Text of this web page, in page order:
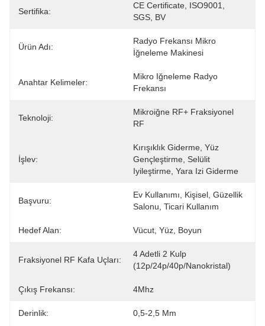
Sertifika:
CE Certificate, ISO9001,
SGS, BV
Ürün Adı:
Radyo Frekansı Mikro
İğneleme Makinesi
Anahtar Kelimeler:
Mikro Iğneleme Radyo
Frekansı
Teknoloji:
Mikroiğne RF+ Fraksiyonel
RF
İşlev:
Kırışıklık Giderme, Yüz
Gençleştirme, Selülit
Iyileştirme, Yara Izi Giderme
Başvuru:
Ev Kullanımı, Kişisel, Güzellik
Salonu, Ticari Kullanım
Hedef Alan: Vücut, Yüz, Boyun
Fraksiyonel RF Kafa Uçları:
4 Adetli 2 Kulp
(12p/24p/40p/Nanokristal)
Çıkış Frekansı: 4Mhz
Derinlik: 0,5-2,5 Mm